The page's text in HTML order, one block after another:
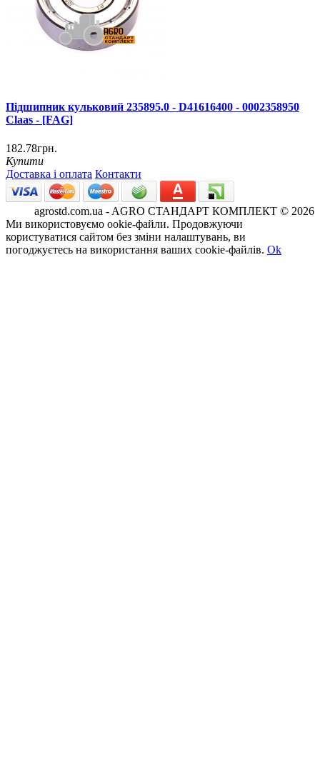
Пiдшипник кульковий 235895.0 - D41616400 - 0002358950
Claas - [FAG]
182.78грн.
Купити
Доставка і оплата Контакти
agrostd.com.ua - AGRO СТАНДАРТ КОМПЛЕКТ © 2026
Ми використовуємо ookie-файли. Продовжуючи
користуватися сайтом без зміни налаштувань, ви
погоджуєтесь на використання ваших cookie-файлів. Ok